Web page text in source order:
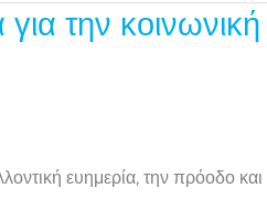
την
ευημερία, την πρόοδο